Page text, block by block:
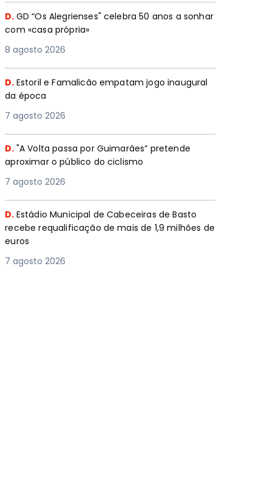
D. GD “Os Alegrienses" celebra 50 anos a sonhar
com «casa própria»
8 agosto 2026
D. Estoril e Famalicão empatam jogo inaugural
da época
7 agosto 2026
D. "A Volta passa por Guimarães” pretende
aproximar o público do ciclismo
7 agosto 2026
D. Estádio Municipal de Cabeceiras de Basto
recebe requalificação de mais de 1,9 milhões de
euros
7 agosto 2026